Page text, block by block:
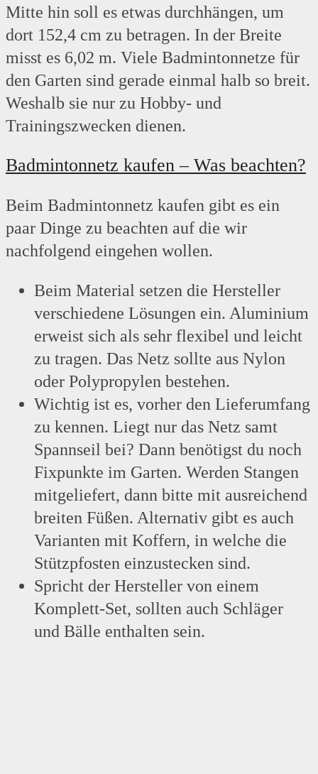
Mitte hin soll es etwas durchhängen, um
dort 152,4 cm zu betragen. In der Breite
misst es 6,02 m. Viele Badmintonnetze für
den Garten sind gerade einmal halb so breit.
Weshalb sie nur zu Hobby- und
Trainingszwecken dienen.
Badmintonnetz kaufen – Was beachten?
Beim Badmintonnetz kaufen gibt es ein
paar Dinge zu beachten auf die wir
nachfolgend eingehen wollen.
Beim Material setzen die Hersteller
verschiedene Lösungen ein. Aluminium
erweist sich als sehr flexibel und leicht
zu tragen. Das Netz sollte aus Nylon
oder Polypropylen bestehen.
Wichtig ist es, vorher den Lieferumfang
zu kennen. Liegt nur das Netz samt
Spannseil bei? Dann benötigst du noch
Fixpunkte im Garten. Werden Stangen
mitgeliefert, dann bitte mit ausreichend
breiten Füßen. Alternativ gibt es auch
Varianten mit Koffern, in welche die
Stützpfosten einzustecken sind.
Spricht der Hersteller von einem
Komplett-Set, sollten auch Schläger
und Bälle enthalten sein.